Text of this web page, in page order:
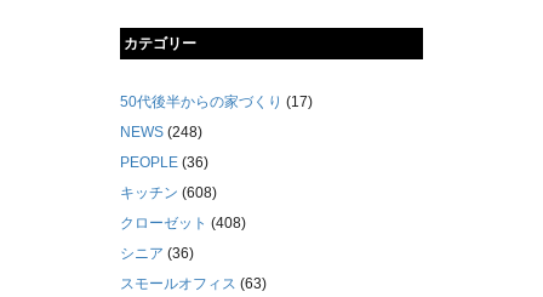
カテゴリー
50代後半からの家づくり (17)
NEWS (248)
PEOPLE (36)
キッチン (608)
クローゼット (408)
シニア (36)
スモールオフィス (63)